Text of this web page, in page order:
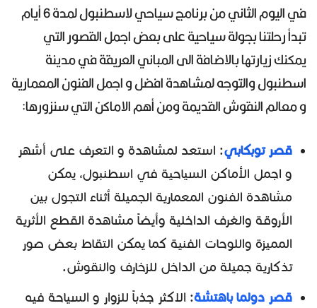
في اليوم الثاني من برنامج سياحي لاسطنبول لمدة 6 أيام
تبدأ رحلتنا بجولة سياحية على بعض اجمل القصور التي
يمكنك زيارتها بالاضافة الى المباني العريقة في مدينة
اسطنبول والتوجه لمشاهدة افضل و اجمل الفنون المعمارية
و معالم النقوش القديمة ومن أهم الاماكن التي سنزورها:
قصر توبكابي: استعد لمشاهدة و التعرف على أشهر
و اجمل الأماكن السياحية في اسطنبول، يمكن
مشاهدة الفنون المعمارية الجميلة أثناء التجول بين
الأروقة والغرف الداخلية وأيضاً مشاهدة القطع الأثرية
المميزة واللوحات الفنية كما يمكن التقاط بعض صور
تذكارية جميلة من الداخل للزخارف والنقوش.
قصر دولما باهتشة: الاكثر جذباً للزوار و السياحة فيه